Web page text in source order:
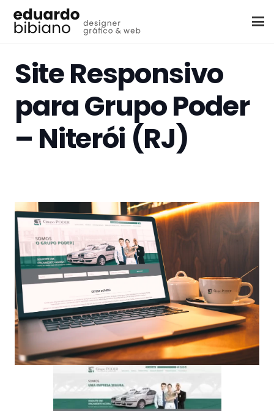
Site Responsivo
para Grupo Poder
– Niterói (RJ)